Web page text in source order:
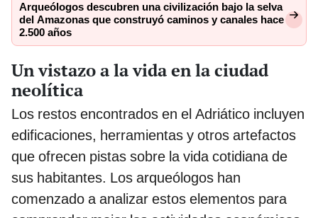
Arqueólogos descubren una civilización bajo la selva
del Amazonas que construyó caminos y canales hace
2.500 años
Un vistazo a la vida en la ciudad
neolítica
Los restos encontrados en el Adriático incluyen
edificaciones, herramientas y otros artefactos
que ofrecen pistas sobre la vida cotidiana de
sus habitantes. Los arqueólogos han
comenzado a analizar estos elementos para